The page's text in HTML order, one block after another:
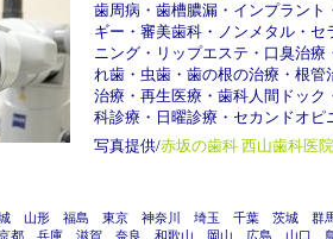
歯周病 ・ 歯槽膿漏 ・ インプラント
ギー ・ 審美歯科 ・ ノンメタル ・ セ
ニング ・ リップエステ ・ 口臭治療
れ歯 ・ 虫歯 ・ 歯の根の治療 ・ 根管
治療 ・ 再生医療 ・ 歯科人間ドック
科診療 ・ 日曜診療 ・ セカンドオピ
写真提供/赤坂の歯科 西山歯科医院
山形 福島 東京 神奈川 埼玉 千葉 茨城 群
都 兵庫 滋賀 奈良 和歌山 岡山 広島 山口